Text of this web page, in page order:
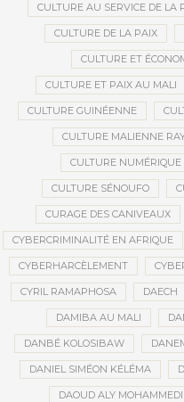
CULTURE AU SERVICE DE LA
CULTURE DE LA PAIX
CULTURE ET
CULTURE ET PAIX AU MALI
CULTURE GUINÉENNE
CULTURE MALIENNE
CULTURE NUMÉRIQUE
CULTURE SÉNOUFO
CURAGE DES CANIVEAUX
CYBERCRIMINALITÉ EN AFRIQUE
CYBERHARCÈLEMENT
CYRIL RAMAPHOSA DAECH
DAMIBA AU MALI
DANBÉ KOLOSIBAW
DANIEL SIMÉON KÉLÉMA
DAOUD ALY